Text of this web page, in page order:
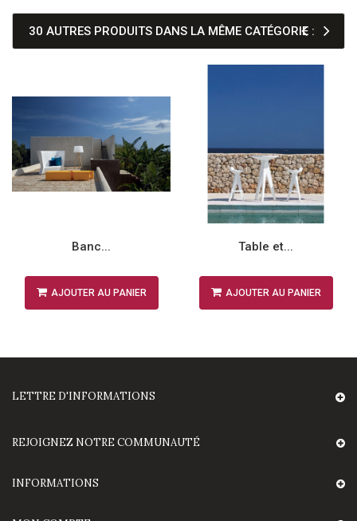
30 AUTRES PRODUITS DANS LA MÊME CATÉGORIE :
Banc...
AJOUTER AU PANIER
Table et...
AJOUTER AU PANIER
LETTRE D'INFORMATIONS
REJOIGNEZ NOTRE COMMUNAUTÉ
INFORMATIONS